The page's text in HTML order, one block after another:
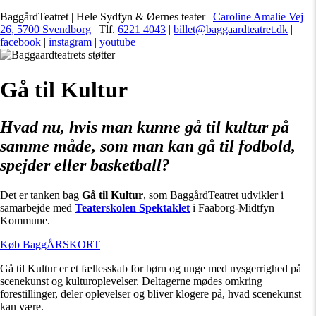
BaggårdTeatret | Hele Sydfyn & Øernes teater | Caroline Amalie Vej
26, 5700 Svendborg | Tlf. 6221 4043 billet@baggaardteatret.dk
facebook
instagram youtube
Gå til Kultur
Hvad nu, hvis man kunne gå til kultur på
samme måde, som man kan gå til fodbold,
spejder eller basketball?
Det er tanken bag Gå til Kultur, som BaggårdTeatret udvikler i
samarbejde med Teaterskolen Spektaklet i Faaborg-Midtfyn
Kommune.
Køb BaggÅRSKORT
Gå til Kultur er et fællesskab for børn og unge med nysgerrighed på
scenekunst og kulturoplevelser. Deltagerne mødes omkring
forestillinger, deler oplevelser og bliver klogere på, hvad scenekunst
kan være.